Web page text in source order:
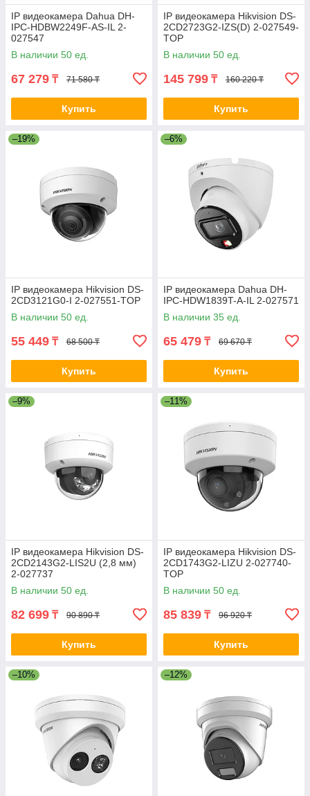
IP видеокамера Dahua DH-
IPC-HDBW2249F-AS-IL 2-
027547
В наличии 50 ед.
67 279 ₸ 71 580 ₸
Купить
IP видеокамера Hikvision DS-
2CD2723G2-IZS(D) 2-027549-
TOP
В наличии 50 ед.
145 799 ₸ 160 220 ₸
Купить
–19%
IP видеокамера Hikvision DS-
2CD3121G0-I 2-027551-TOP
В наличии 50 ед.
55 449 ₸ 68 500 ₸
Купить
–6%
IP видеокамера Dahua DH-
IPC-HDW1839T-A-IL 2-027571
В наличии 35 ед.
65 479 ₸ 69 670 ₸
Купить
–9%
IP видеокамера Hikvision DS-
2CD2143G2-LIS2U (2,8 мм)
2-027737
В наличии 50 ед.
82 699 ₸ 90 890 ₸
Купить
–11%
IP видеокамера Hikvision DS-
2CD1743G2-LIZU 2-027740-
TOP
В наличии 50 ед.
85 839 ₸ 96 920 ₸
Купить
–10% –12%